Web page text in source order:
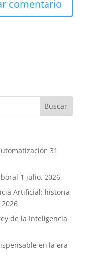
31
1 julio, 2026
Artificial: historia
de la Inteligencia
en la era